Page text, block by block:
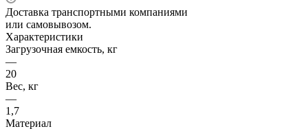
Доставка транспортными компаниями
или самовывозом.
Характеристики
Загрузочная емкость, кг
—
20
Вес, кг
—
1,7
Материал